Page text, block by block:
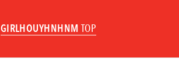
GIRLHOUYHNHNM TOP